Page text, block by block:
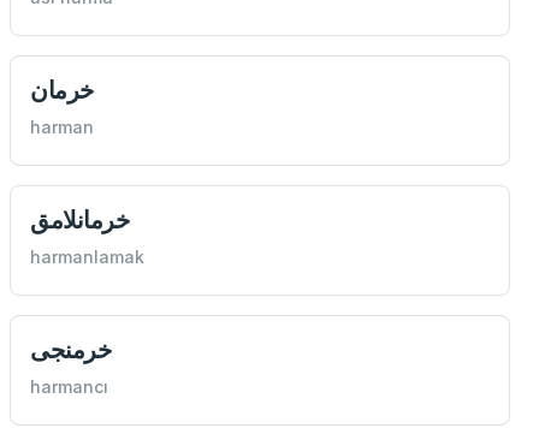
خرمان
harman
خرمانلامق
harmanlamak
خرمنجی
harmancı